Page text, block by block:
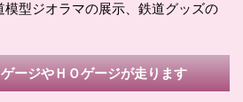
型ジオラマの展示、鉄道グッズの
ージやＨＯゲージが走ります